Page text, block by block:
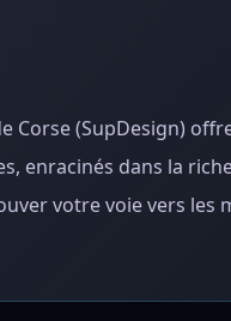
Corse (SupDesign)
enracinés dans la
votre voie vers les